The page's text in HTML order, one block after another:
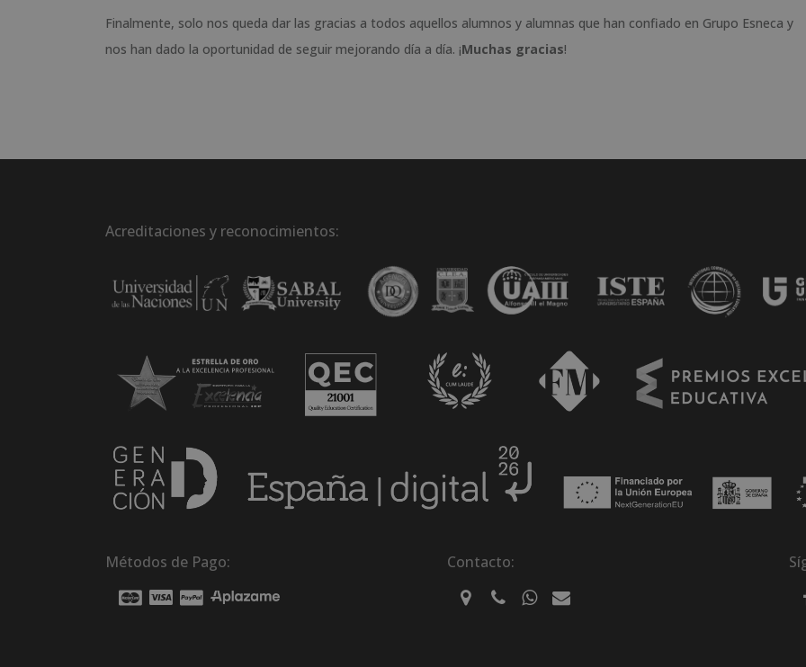
Finalmente, solo nos queda dar las gracias a todos aquellos alumnos y alumnas que han confiado en Grupo Esneca y
nos han dado la oportunidad de seguir mejorando día a día. ¡Muchas gracias!
Acreditaciones y reconocimientos:
Métodos de Pago: Contacto: